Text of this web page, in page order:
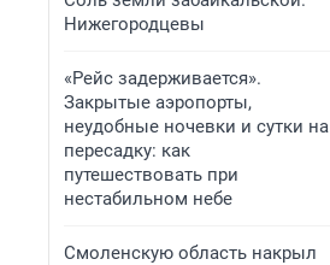
Нижегородцевы
«Рейс задерживается».
Закрытые аэропорты,
неудобные ночевки и сутки на
пересадку: как
путешествовать при
нестабильном небе
Смоленскую область накрыл